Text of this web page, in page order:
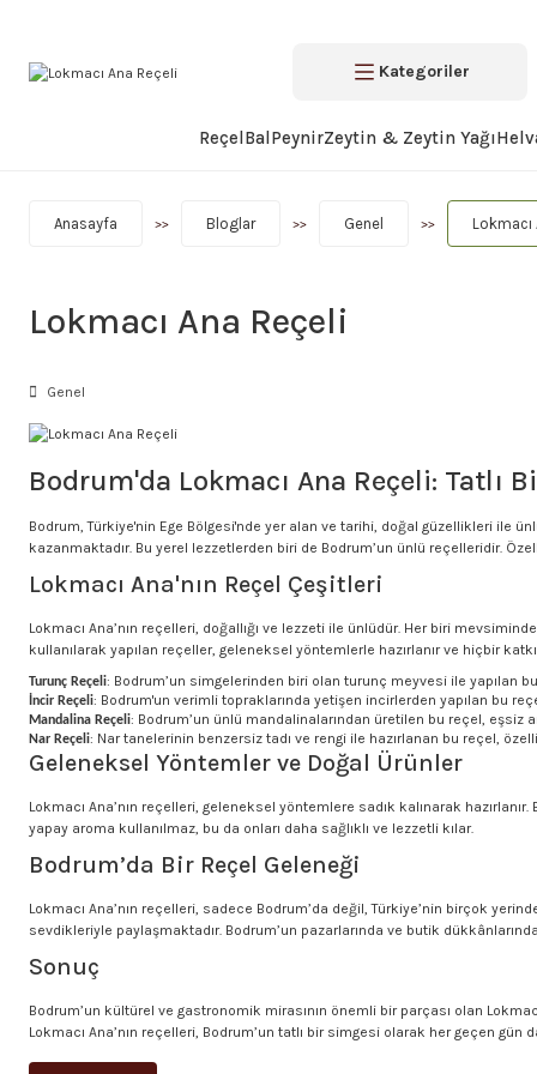
Kategoriler
ReçelBalPeynirZeytin & Zeytin Yağı
Anasayfa Bloglar Genel Lokmacı
Lokmacı Ana Reçeli
Genel
Bodrum'da Lokmacı Ana Reçeli: Tatlı
Bodrum, Türkiye'nin Ege Bölgesi'nde yer alan ve tarihi, doğal güzellikleri ile
kazanmaktadır. Bu yerel lezzetlerden biri de Bodrum’un ünlü reçelleridir.
Lokmacı Ana'nın Reçel Çeşitleri
Lokmacı Ana’nın reçelleri, doğallığı ve lezzeti ile ünlüdür. Her biri
kullanılarak yapılan reçeller, geleneksel yöntemlerle hazırlanır ve hiçbir
Turunç Reçeli: Bodrum’un simgelerinden biri olan turunç meyvesi ile yapılan
İncir Reçeli: Bodrum'un verimli topraklarında yetişen incirlerden yapılan bu
Mandalina Reçeli: Bodrum’un ünlü mandalinalarından üretilen bu reçel, eşsiz
Nar Reçeli: Nar tanelerinin benzersiz tadı ve rengi ile hazırlanan bu reçel,
Geleneksel Yöntemler ve Doğal Ürünler
Lokmacı Ana’nın reçelleri, geleneksel yöntemlere sadık kalınarak
yapay aroma kullanılmaz, bu da onları daha sağlıklı ve lezzetli kılar.
Bodrum’da Bir Reçel Geleneği
Lokmacı Ana’nın reçelleri, sadece Bodrum’da değil, Türkiye’nin birçok
sevdikleriyle paylaşmaktadır. Bodrum’un pazarlarında ve butik
Sonuç
Bodrum’un kültürel ve gastronomik mirasının önemli bir parçası olan
Lokmacı Ana’nın reçelleri, Bodrum’un tatlı bir simgesi olarak her geçen